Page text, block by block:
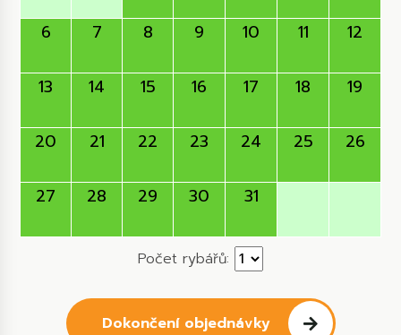
6 7 8 9 10 11 12
13 14 15 16 17 18 19
20 21 22 23 24 25 26
27 28 29 30 31
Počet rybářů:
Dokončení objednávky